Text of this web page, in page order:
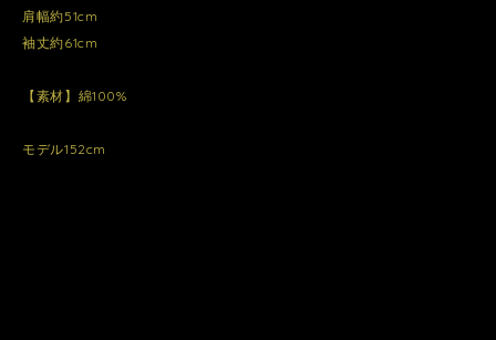
肩幅約51cm
袖丈約61cm
【素材】綿100%
モデル152cm